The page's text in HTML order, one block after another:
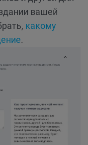
вашей
какому
.